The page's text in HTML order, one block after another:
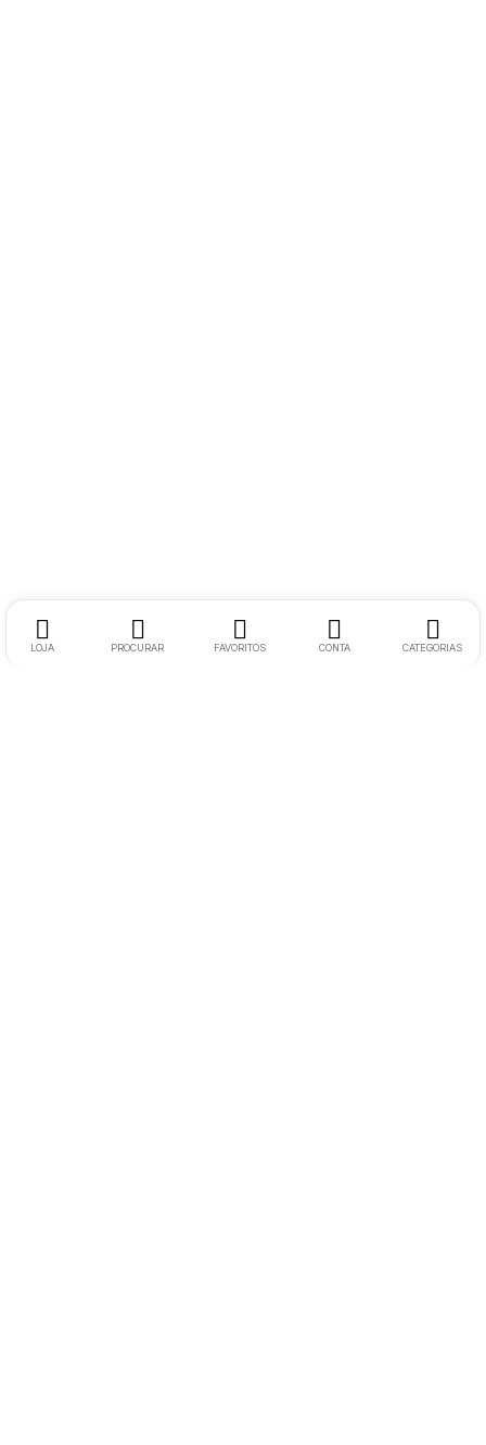
LOJA PROCURAR FAVORITOS CONTA CATEGORIAS